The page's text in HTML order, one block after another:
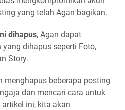
yang telah Agan bagikan.
dihapus, Agan dapat
dihapus seperti Foto,
Story.
menghapus beberapa posting
dan mencari cara untuk
ini, kita akan